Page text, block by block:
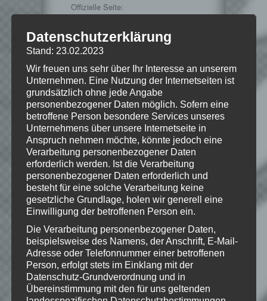
Offizielle Seite:
Hinweise
Wenn Dir das Spiel gefällt,
unterstütze bitte die Entwickler und
kaufe Dir das Spiel im Original!
Klicke hier und lasse
eine Bewertung da!
Datenschutzerklärung
Stand: 23.02.2023
Wir freuen uns sehr über Ihr Interesse an unserem
Unternehmen. Eine Nutzung der Internetseiten ist
grundsätzlich ohne jede Angabe
personenbezogener Daten möglich. Sofern eine
betroffene Person besondere Services unseres
Unternehmens über unsere Internetseite in
Anspruch nehmen möchte, könnte jedoch eine
Verarbeitung personenbezogener Daten
erforderlich werden. Ist die Verarbeitung
personenbezogener Daten erforderlich und
besteht für eine solche Verarbeitung keine
gesetzliche Grundlage, holen wir generell eine
Einwilligung der betroffenen Person ein.
Die Verarbeitung personenbezogener Daten,
beispielsweise des Namens, der Anschrift, E-Mail-
Adresse oder Telefonnummer einer betroffenen
Person, erfolgt stets im Einklang mit der
Datenschutz-Grundverordnung und in
Übereinstimmung mit den für uns geltenden